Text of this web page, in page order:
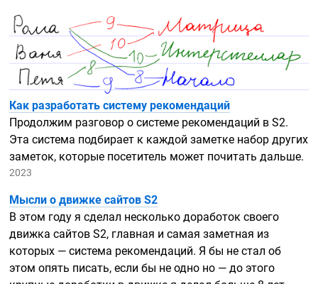
Как разработать систему рекомендаций
Продолжим разговор о системе рекомендаций в S2.
Эта система подбирает к каждой заметке набор других
заметок, которые посетитель может почитать дальше.
2023
Мысли о движке сайтов S2
В этом году я сделал несколько доработок своего
движка сайтов S2, главная и самая заметная из
которых — система рекомендаций. Я бы не стал об
этом опять писать, если бы не одно но — до этого